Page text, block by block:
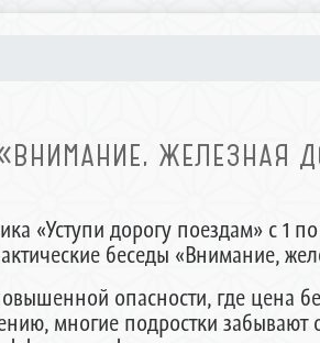
ЖЕЛЕЗНАЯ
«Уступи дорогу поездам» с 1
беседы «Внимание,
опасности, где цена
многие подростки забывают